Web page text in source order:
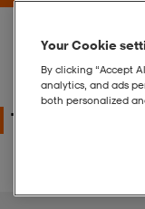
Tält
Your Cookie
By clicking “Accept
analytics, and ads
both personalized